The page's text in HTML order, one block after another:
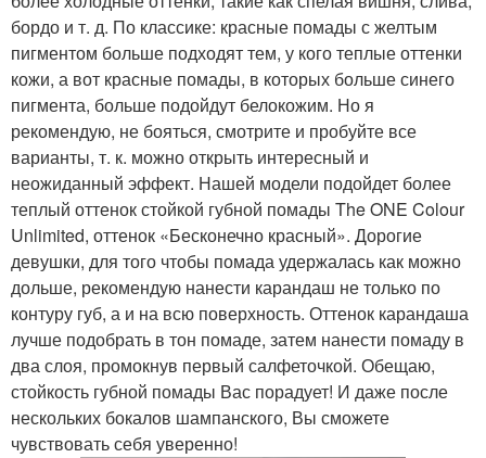
бордо и т. д. По классике: красные помады с желтым
пигментом больше подходят тем, у кого теплые оттенки
кожи, а вот красные помады, в которых больше синего
пигмента, больше подойдут белокожим. Но я
рекомендую, не бояться, смотрите и пробуйте все
варианты, т. к. можно открыть интересный и
неожиданный эффект. Нашей модели подойдет более
теплый оттенок стойкой губной помады The ONE Colour
Unlimited, оттенок «Бесконечно красный». Дорогие
девушки, для того чтобы помада удержалась как можно
дольше, рекомендую нанести карандаш не только по
контуру губ, а и на всю поверхность. Оттенок карандаша
лучше подобрать в тон помаде, затем нанести помаду в
два слоя, промокнув первый салфеточкой. Обещаю,
стойкость губной помады Вас порадует! И даже после
нескольких бокалов шампанского, Вы сможете
чувствовать себя уверенно!